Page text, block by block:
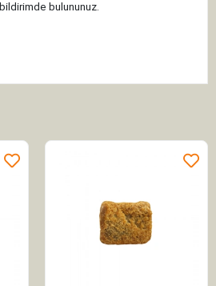
bildirimde bulununuz.